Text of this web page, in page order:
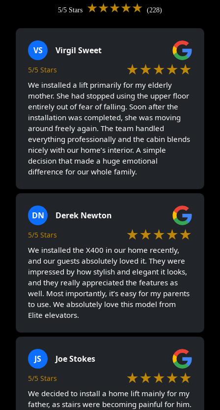
5/5 Stars ★★★★★ (228)
VS Virgil Sweet
5/5 Stars ★★★★★
We installed a lift primarily for my elderly
mother. She had stopped using the upper floor
entirely out of fear of falling. Soon after the
installation was completed, she was moving
around freely again. The team handled
everything professionally and the cabin blends
nicely with our home’s interior. A simple
decision that made a huge emotional
difference for our whole family.
DN Derek Newton
5/5 Stars ★★★★★
We installed the X400 in our home recently,
and our guests absolutely loved it. They were
impressed by how stylish and elegant it looks,
and they really appreciated the features as
well. Most importantly, it’s easy for my parents
to use. We absolutely love this model from
Elite elevators.
JS Joe Stokes
5/5 Stars ★★★★★
We decided to install a home lift mainly for my
father, as stairs were becoming painful for him.